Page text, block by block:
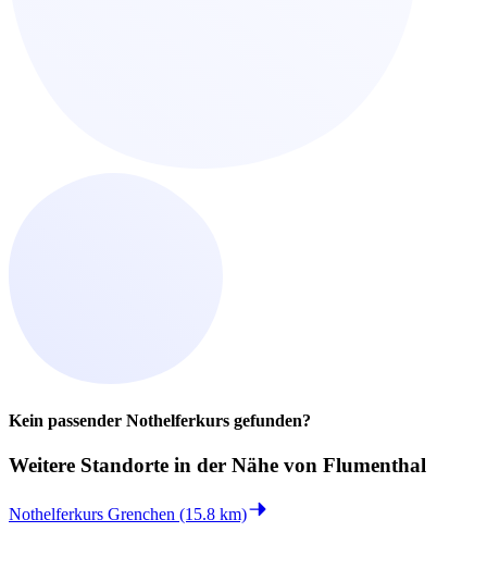
Kein passender Nothelferkurs gefunden?
Weitere Standorte in der Nähe von Flumenthal
Nothelferkurs Grenchen (15.8 km)